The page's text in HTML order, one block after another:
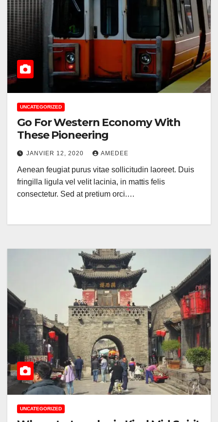
UNCATEGORIZED
Go For Western Economy With
These Pioneering
JANVIER 12, 2020 AMEDEE
Aenean feugiat purus vitae sollicitudin laoreet. Duis
fringilla ligula vel velit lacinia, in mattis felis
consectetur. Sed at pretium orci.…
UNCATEGORIZED